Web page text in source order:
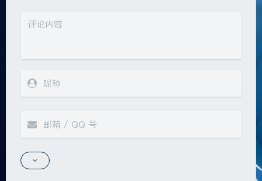
Sans Serif Serif